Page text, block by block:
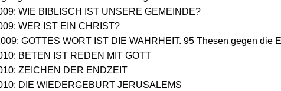
WIE BIBLISCH IST UNSERE GEMEINDE?
WER IST EIN CHRIST?
GOTTES WORT IST DIE WAHRHEIT. 95 Thesen gegen die
BETEN IST REDEN MIT GOTT
ZEICHEN DER ENDZEIT
DIE WIEDERGEBURT JERUSALEMS